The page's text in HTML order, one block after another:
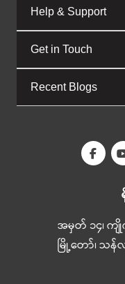
Help & Support
Get in Touch
Recent Blogs
အမှတ် ၁၄၊ က
မြို့တော်၊ သန်